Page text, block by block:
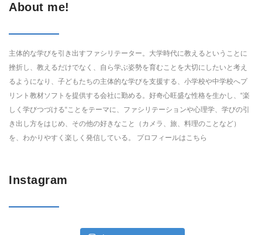
About me!
主体的な学びを引き出すファシリテーター。大学時代に教えるということに
挫折し、教えるだけでなく、自ら学ぶ姿勢を育むことを大切にしたいと考え
るようになり、子どもたちの主体的な学びを支援する、小学校や中学校へプ
リント教材ソフトを提供する会社に勤める。好奇心旺盛な性格を生かし、“楽
しく学びつづける“ことをテーマに、ファシリテーションや心理学、学びの引
き出し方をはじめ、その他の好きなこと（カメラ、旅、料理のことなど）
を、わかりやすく楽しく発信している。 プロフィールはこちら
Instagram